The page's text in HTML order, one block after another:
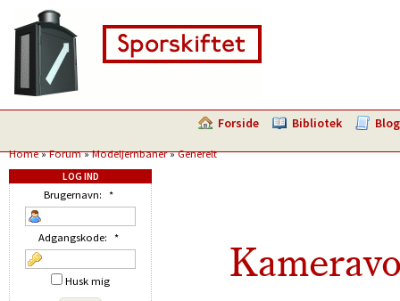
Forside Bibliotek Blog
Home»Forum»Modeljernbaner»Generelt
LOG IND
Brugernavn: *
Adgangskode: *
Husk mig